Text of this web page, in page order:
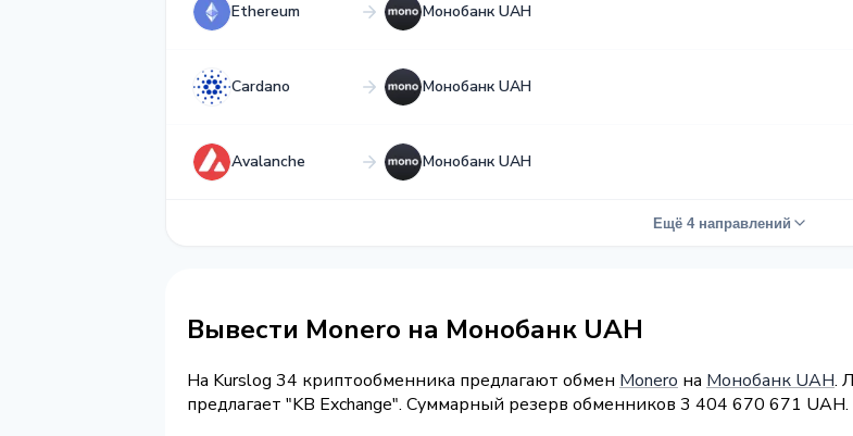
Ethereum Монобанк UAH
Cardano Монобанк UAH
Avalanche Монобанк UAH
Ещё 4 направлений
Вывести Monero на Монобанк UAH
На Kurslog 34 криптообменника предлагают обмен Monero на Монобанк UAH.
предлагает "KB Exchange". Суммарный резерв обменников 3 404 670 671 UAH.